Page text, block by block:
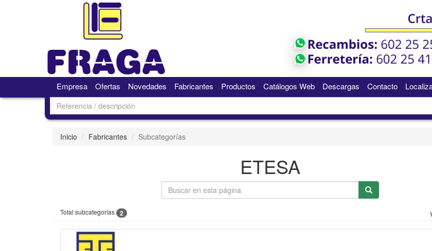
Empresa Ofertas Novedades Fabricantes Productos Catálogos Web Descargas Contacto
Inicio Fabricantes Subcategorías
ETESA
Total subcategorías 2